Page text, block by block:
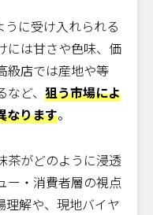
うに受け入れられる
には甘さや色味、価
級店では産地や等
ど、 狙う市場によ
なります。
茶がどのように浸透
ー・消費者層の視点
理解や、現地バイヤ